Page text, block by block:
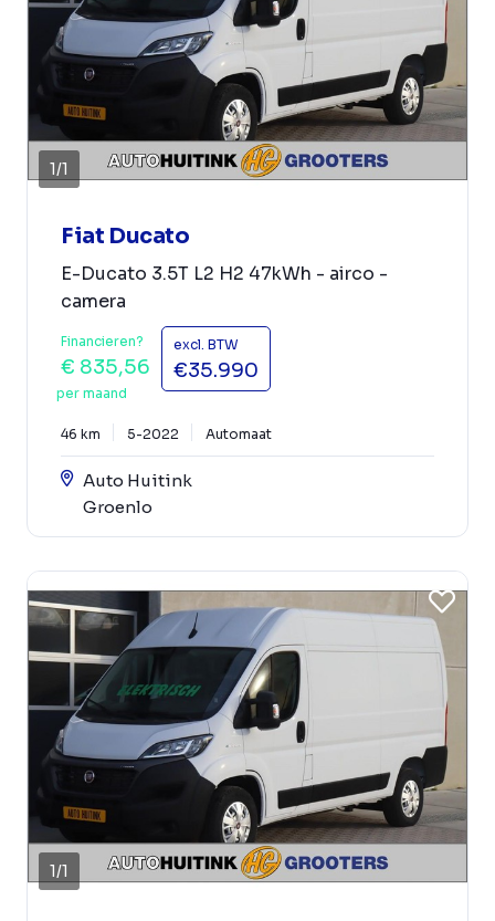
1/1
Fiat Ducato
E-Ducato 3.5T L2 H2 47kWh - airco -
camera
Financieren?
€ 835,56
per maand
excl. BTW
€35.990
46 km 5-2022 Automaat
Auto Huitink
Groenlo
1/1